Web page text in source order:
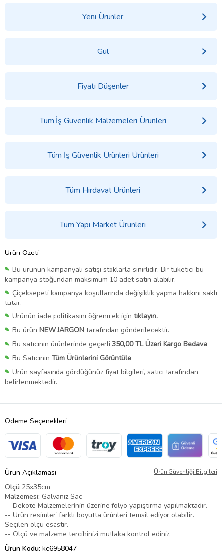
Yeni Ürünler
Gül
Fiyatı Düşenler
Tüm İş Güvenlik Malzemeleri Ürünleri
Tüm İş Güvenlik Ürünleri Ürünleri
Tüm Hırdavat Ürünleri
Tüm Yapı Market Ürünleri
Ürün Özeti
Bu ürünün kampanyalı satışı stoklarla sınırlıdır. Bir tüketici bu
kampanya stoğundan maksimum 10 adet satın alabilir.
Çiçeksepeti kampanya koşullarında değişiklik yapma hakkını saklı
tutar.
Ürünün iade politikasını öğrenmek için tıklayın.
Bu ürün NEW JARGON tarafından gönderilecektir.
Bu satıcının ürünlerinde geçerli 350,00 TL Üzeri Kargo Bedava
Bu Satıcının Tüm Ürünlerini Görüntüle
Ürün sayfasında gördüğünüz fiyat bilgileri, satıcı tarafından
belirlenmektedir.
Ödeme Seçenekleri
Ürün Açıklaması Ürün Güvenliği Bilgileri
Ölçü 25x35cm
Malzemesi: Galvaniz Sac
-- Dekote Malzemelerinin üzerine folyo yapıştırma yapılmaktadır.
-- Ürün resimleri farklı boyutta ürünleri temsil ediyor olabilir.
Seçilen ölçü esastır.
-- Ölçü ve malzeme tercihinizi mutlaka kontrol ediniz.
Ürün Kodu: kc6958047